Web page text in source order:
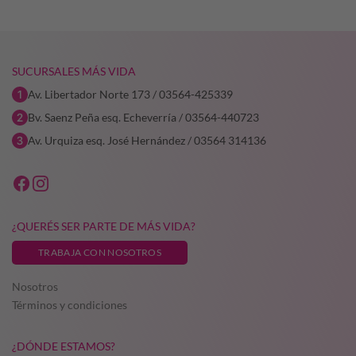
SUCURSALES MÁS VIDA
Av. Libertador Norte 173 / 03564-425339
Bv. Saenz Peña esq. Echeverría / 03564-440723
Av. Urquiza esq. José Hernández / 03564 314136
¿QUERÉS SER PARTE DE MÁS VIDA?
TRABAJA CON NOSOTROS
Nosotros
Términos y condiciones
¿DÓNDE ESTAMOS?